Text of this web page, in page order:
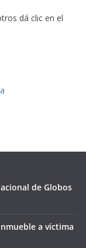
dá clic en el
de Globos
a víctima